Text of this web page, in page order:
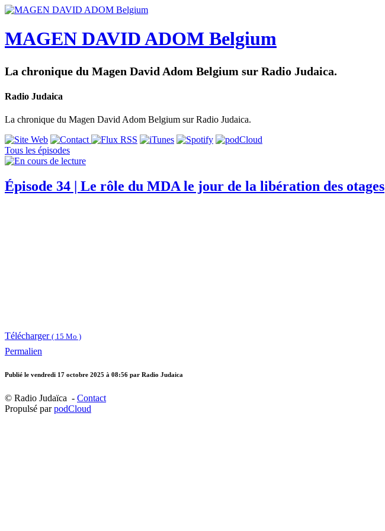
MAGEN DAVID ADOM Belgium
La chronique du Magen David Adom Belgium sur Radio Judaica.
Radio Judaica
La chronique du Magen David Adom Belgium sur Radio Judaica.
Tous les épisodes
Épisode 34 | Le rôle du MDA le jour de la libération des otages
Télécharger ( 15 Mo )
Permalien
Publié le vendredi 17 octobre 2025 à 08:56 par Radio Judaica
© Radio Judaïca - Contact
Propulsé parpodCloud